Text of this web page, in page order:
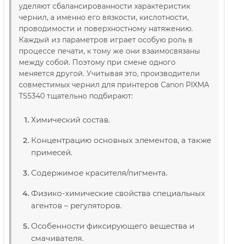
уделяют сбалансированности характеристик
чернил, а именно его вязкости, кислотности,
проводимости и поверхностному натяжению.
Каждый из параметров играет особую роль в
процессе печати, к тому же они взаимосвязаны
между собой. Поэтому при смене одного
меняется другой. Учитывая это, производители
совместимых чернил для принтеров Canon PIXMA
TS5340 тщательно подбирают:
Химический состав.
Концентрацию основных элементов, а также
примесей.
Содержимое красителя/пигмента.
Физико-химические свойства специальных
агентов – регуляторов.
Особенности фиксирующего вещества и
смачивателя.